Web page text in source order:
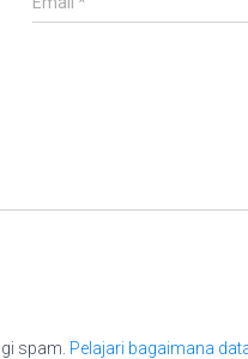
spam. Pelajari bagaimana